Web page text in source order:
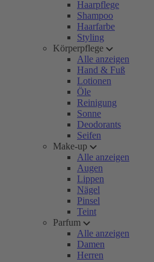
Haarpflege
Shampoo
Haarfarbe
Styling
Körperpflege
Alle anzeigen
Hand & Fuß
Lotionen
Öle
Reinigung
Sonne
Deodorants
Seifen
Make-up
Alle anzeigen
Augen
Lippen
Nägel
Pinsel
Teint
Parfum
Alle anzeigen
Damen
Herren